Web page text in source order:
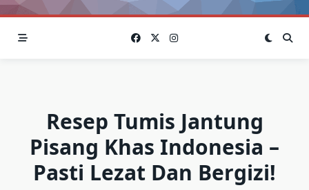
Resep Tumis Jantung
Pisang Khas Indonesia –
Pasti Lezat Dan Bergizi!